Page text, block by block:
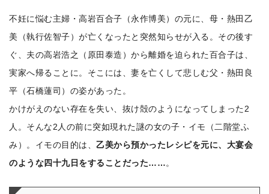
不妊に悩む主婦・高岩百合子（永作博美）の元に、母・熱田乙
美（執行佐智子）が亡くなったと突然知らせが入る。その後す
ぐ、夫の高岩浩之（原田泰造）から離婚を迫られた百合子は、
実家へ帰ることに。そこには、妻を亡くして悲しむ父・熱田良
平（石橋蓮司）の姿があった。
かけがえのない存在を失い、抜け殻のようになってしまった2
人。そんな2人の前に突如現れた謎の女の子・イモ（二階堂ふ
み）。イモの目的は、乙美から預かったレシピを元に、大宴会
のような四十九日をすることだった……。